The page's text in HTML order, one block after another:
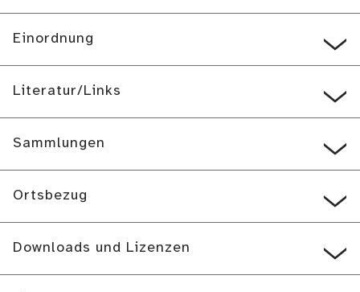
Einordnung
Literatur/Links
Sammlungen
Ortsbezug
Downloads und Lizenzen